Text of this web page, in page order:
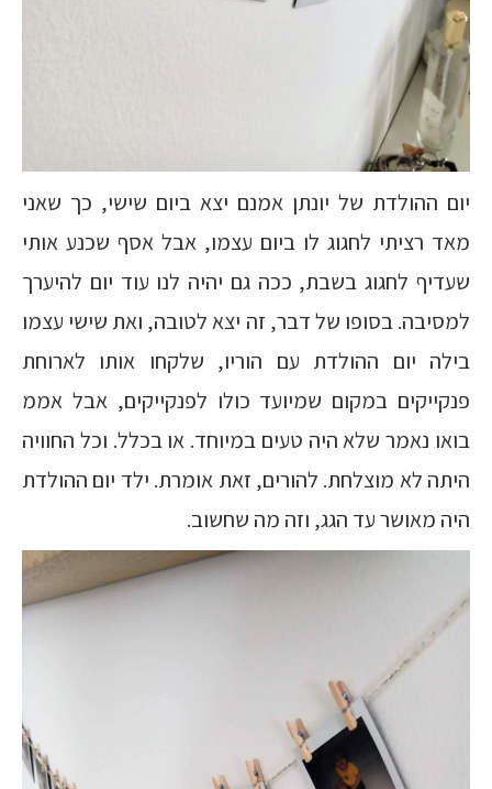
יום ההולדת של יונתן אמנם יצא ביום שישי, כך שאני
מאד רציתי לחגוג לו ביום עצמו, אבל אסף שכנע אותי
שעדיף לחגוג בשבת, ככה גם יהיה לנו עוד יום להיערך
למסיבה. בסופו של דבר, זה יצא לטובה, ואת שישי עצמו
בילה יום ההולדת עם הוריו, שלקחו אותו לארוחת
פנקייקים במקום שמיועד כולו לפנקייקים, אבל אממ
בואו נאמר שלא היה טעים במיוחד. או בכלל. וכל החוויה
היתה לא מוצלחת. להורים, זאת אומרת. ילד יום ההולדת
היה מאושר עד הגג, וזה מה שחשוב.